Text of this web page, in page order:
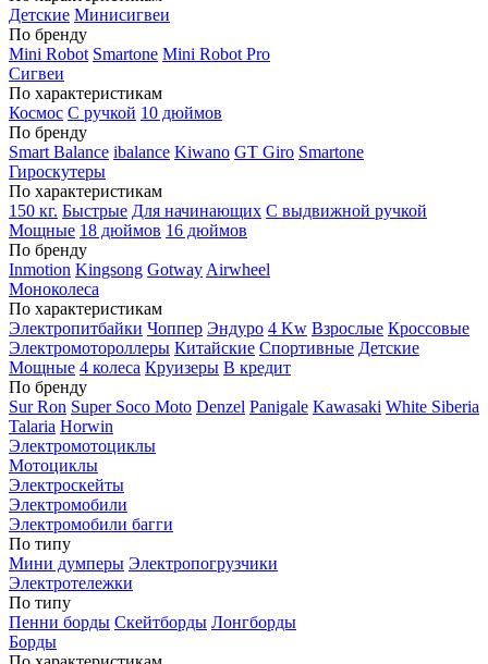
Детские Минисигвеи
По бренду
Mini Robot Smartone Mini Robot Pro
Сигвеи
По характеристикам
Космос С ручкой 10 дюймов
По бренду
Smart Balance ibalance Kiwano GT Giro Smartone
Гироскутеры
По характеристикам
150 кг. Быстрые Для начинающих С выдвижной ручкой
Мощные 18 дюймов 16 дюймов
По бренду
Inmotion Kingsong Gotway Airwheel
Моноколеса
По характеристикам
Электропитбайки Чоппер Эндуро 4 Kw Взрослые Кроссовые
Электромотороллеры Китайские Спортивные Детские
Мощные 4 колеса Круизеры В кредит
По бренду
Sur Ron Super Soco Moto Denzel Panigale Kawasaki White Siberia
Talaria Horwin
Электромотоциклы
Мотоциклы
Электроскейты
Электромобили
Электромобили багги
По типу
Мини думперы Электропогрузчики
Электротележки
По типу
Пенни борды Скейтборды Лонгборды
Борды